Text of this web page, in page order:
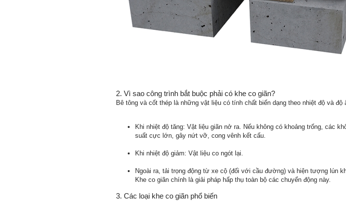
2. Vì sao công trình bắt buộc phải có khe co giãn?
Bê tông và cốt thép là những vật liệu có tính chất biến dạng theo nhiệt độ và độ
Khi nhiệt độ tăng: Vật liệu giãn nở ra. Nếu không có khoảng trống, các
suất cực lớn, gây nứt vỡ, cong vênh kết cấu.
Khi nhiệt độ giảm: Vật liệu co ngót lại.
Ngoài ra, tải trọng động từ xe cộ (đối với cầu đường) và hiện tượng lún
Khe co giãn chính là giải pháp hấp thụ toàn bộ các chuyển động này.
3. Các loại khe co giãn phổ biến